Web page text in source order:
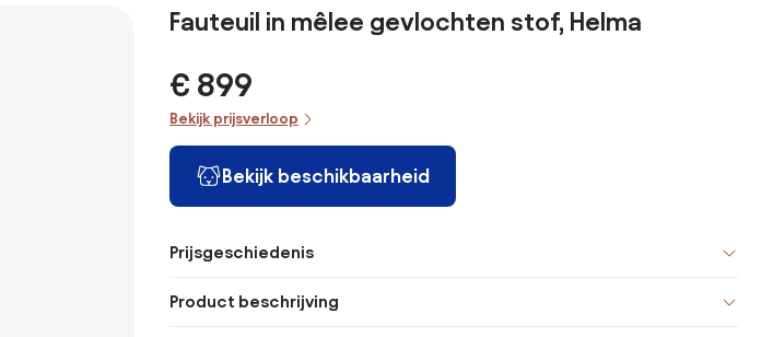
Fauteuil in mêlee gevlochten stof, Helma
€ 899
Bekijk prijsverloop
Bekijk beschikbaarheid
Prijsgeschiedenis
Product beschrijving